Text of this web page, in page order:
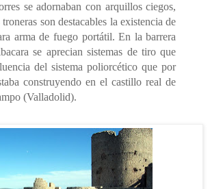
se adornaban con arquillos ciegos,
son destacables la existencia de
arma de fuego portátil. En la barrera
se aprecian sistemas de tiro que
del sistema poliorcético que por
construyendo en el castillo real de
(Valladolid).